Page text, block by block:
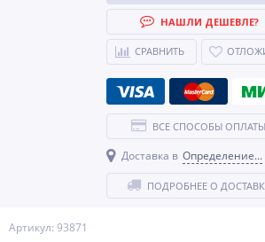
Артикул: 93871
НАШЛИ ДЕШЕВЛЕ?
СРАВНИТЬ
ВСЕ СПОСОБЫ ОПЛАТЫ
Доставка в Определение...
ПОДРОБНЕЕ О